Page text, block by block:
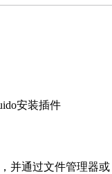
安装插件
并通过文件管理器或